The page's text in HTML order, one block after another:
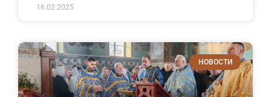
16.02.2025
НОВОСТИ